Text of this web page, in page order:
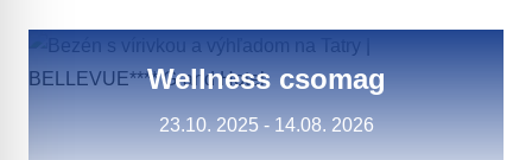
Wellness csomag
23.10. 2025 - 14.08. 2026